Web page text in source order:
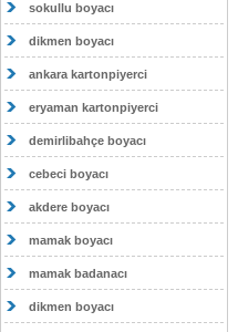
sokullu boyacı
dikmen boyacı
ankara kartonpiyerci
eryaman kartonpiyerci
demirlibahçe boyacı
cebeci boyacı
akdere boyacı
mamak boyacı
mamak badanacı
dikmen boyacı